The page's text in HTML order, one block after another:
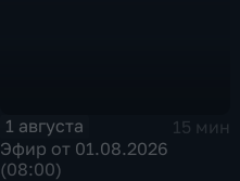
1 августа
15 мин
Эфир от 01.08.2026
(08:00)